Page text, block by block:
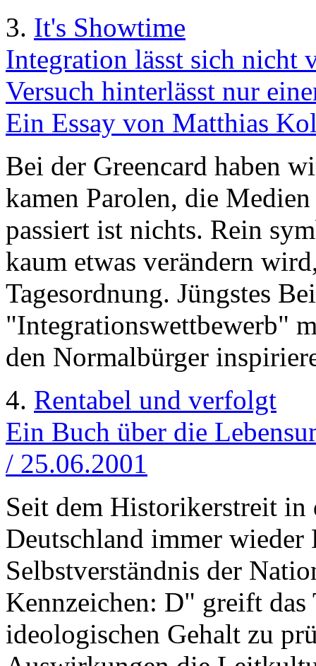
3. It's Showtime
Integration lässt sich nicht
Versuch hinterlässt nur
Ein Essay von Matthias
Bei der Greencard haben
kamen Parolen, die
passiert ist nichts. Rein
kaum etwas verändern
Tagesordnung. Jüngstes
"Integrationswettbewerb"
den Normalbürger
4. Rentabel und verfolgt
Ein Buch über die
/ 25.06.2001
Seit dem Historikerstreit in
Deutschland immer wieder
Selbstverständnis der
Kennzeichen: D" greift
ideologischen Gehalt zu